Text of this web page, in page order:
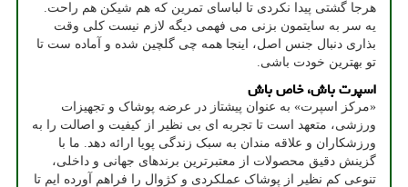
هرجا گشتی پیدا نکردی تا لباسای تمرین که هم شیکن هم راحت.
یه سر به سایتمون بزنی می فهمی دیگه لازم نیست کلی وقت
بذاری دنبال جنس اصل، اینجا همه چی گلچین شده و آماده ست تا
تو بهترین خودت باشی.
اسپرت باش، خاص باش
«مرکز اسپرت» به عنوان پیشتاز در عرضه پوشاک و تجهیزات
ورزشی، متعهد است تا تجربه ای بی نظیر از کیفیت و اصالت را به
ورزشکاران و علاقه مندان به سبک زندگی پویا ارائه دهد. ما با
گزینش دقیق محصولات از معتبرترین برندهای جهانی و داخلی،
تنوعی کم نظیر از پوشاک عملکردی و کژوال را فراهم آورده ایم تا